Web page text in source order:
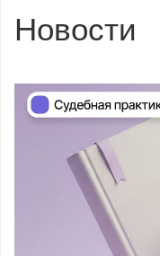
Новости